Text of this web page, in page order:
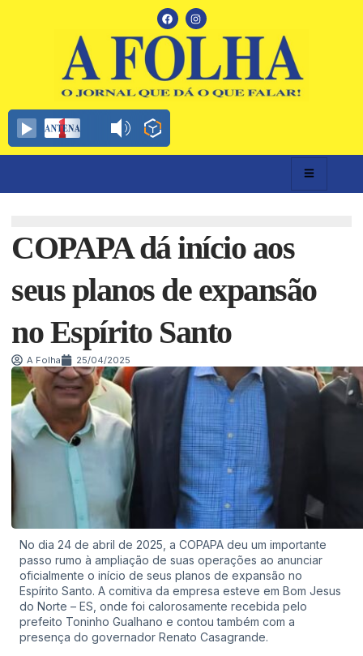
COPAPA dá início aos
seus planos de expansão
no Espírito Santo
A Folha 25/04/2025
No dia 24 de abril de 2025, a COPAPA deu um importante
passo rumo à ampliação de suas operações ao anunciar
oficialmente o início de seus planos de expansão no
Espírito Santo. A comitiva da empresa esteve em Bom Jesus
do Norte – ES, onde foi calorosamente recebida pelo
prefeito Toninho Gualhano e contou também com a
presença do governador Renato Casagrande.